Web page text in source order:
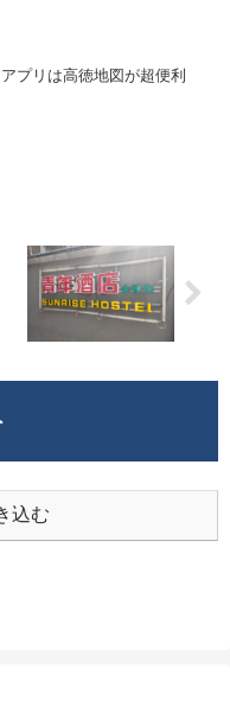
プリは高徳地図が超便利
込む